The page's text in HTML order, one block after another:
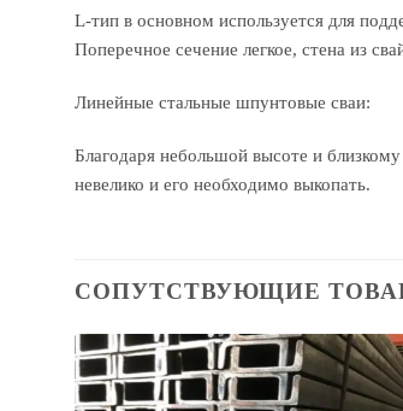
L-тип в основном используется для
Поперечное сечение легкое, стена из
Линейные стальные шпунтовые сваи:
Благодаря небольшой высоте и
невелико и его необходимо выкопать.
СОПУТСТВУЮЩИЕ